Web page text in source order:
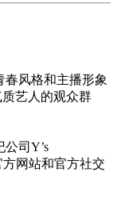
春风格和主播形象
艺人的观众群
司Y’s
方网站和官方社交